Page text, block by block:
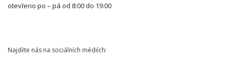
otevřeno po – pá od 8:00 do 19:00
Najděte nás na sociálních médiích: